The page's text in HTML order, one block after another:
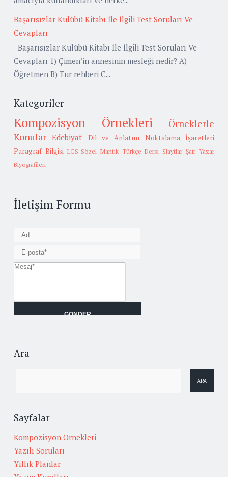
Başarısızlar Kulübü Kitabı İle İlgili Test Soruları Ve
Cevapları
Başarısızlar Kulübü Kitabı İle İlgili Test Soruları Ve
Cevapları 1) Çimen’in annesinin mesleği nedir? A)
Öğretmen B) Tur rehberi C...
Kategoriler
Kompozisyon Örnekleri
Örneklerle
Konular Edebiyat Dil ve Anlatım
Noktalama İşaretleri
Paragraf Bilgisi LGS-Sözel Mantık Türkçe Dersi Slaytlar Şair Yazar
Biyografileri
İletişim Formu
Ara
Sayfalar
Kompozisyon Örnekleri
Yazılı Soruları
Yıllık Planlar